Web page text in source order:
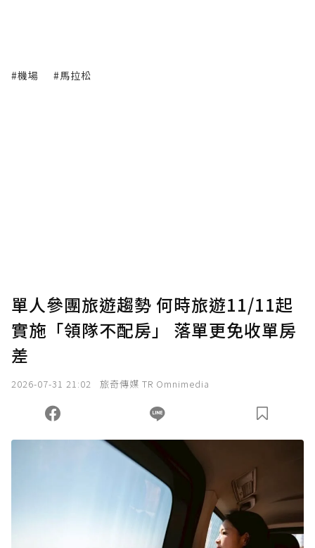
#機場 #馬拉松
單人參團旅遊趨勢 何時旅遊11/11起
實施「領隊不配房」 落單更免收單房
差
2026-07-31 21:02 旅奇傳媒 TR Omnimedia